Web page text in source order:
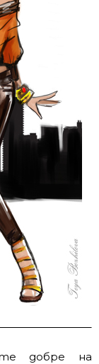
добре на